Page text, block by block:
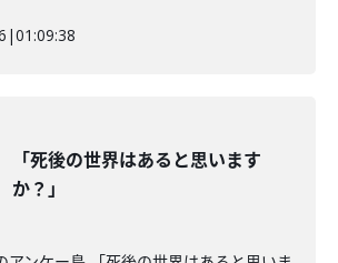
|01:09:38
「死後の世界はあると思います
か？」